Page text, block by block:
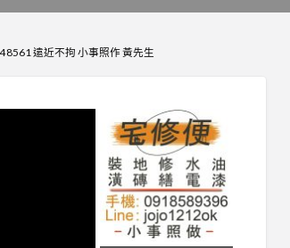
problem
遠近不拘 小事照作 黃先生